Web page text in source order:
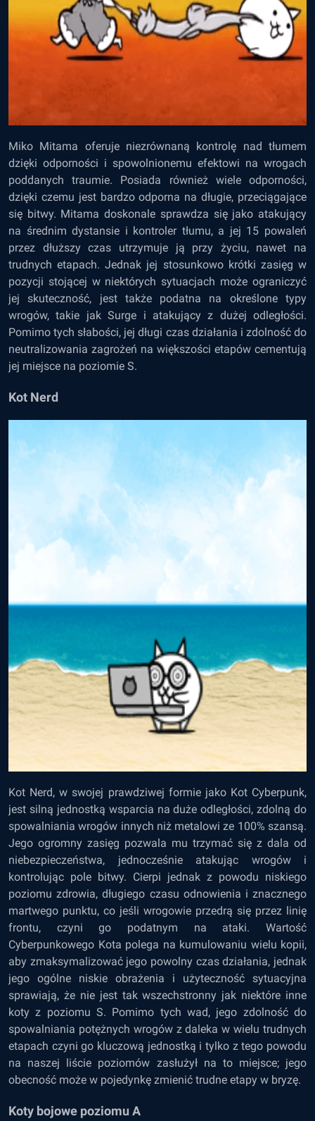
Miko Mitama oferuje niezrównaną kontrolę nad tłumem
dzięki odporności i spowolnionemu efektowi na wrogach
poddanych traumie. Posiada również wiele odporności,
dzięki czemu jest bardzo odporna na długie, przeciągające
się bitwy. Mitama doskonale sprawdza się jako atakujący
na średnim dystansie i kontroler tłumu, a jej 15 powaleń
przez dłuższy czas utrzymuje ją przy życiu, nawet na
trudnych etapach. Jednak jej stosunkowo krótki zasięg w
pozycji stojącej w niektórych sytuacjach może ograniczyć
jej skuteczność, jest także podatna na określone typy
wrogów, takie jak Surge i atakujący z dużej odległości.
Pomimo tych słabości, jej długi czas działania i zdolność do
neutralizowania zagrożeń na większości etapów cementują
jej miejsce na poziomie S.
Kot Nerd
Kot Nerd, w swojej prawdziwej formie jako Kot Cyberpunk,
jest silną jednostką wsparcia na duże odległości, zdolną do
spowalniania wrogów innych niż metalowi ze 100% szansą.
Jego ogromny zasięg pozwala mu trzymać się z dala od
niebezpieczeństwa, jednocześnie atakując wrogów i
kontrolując pole bitwy. Cierpi jednak z powodu niskiego
poziomu zdrowia, długiego czasu odnowienia i znacznego
martwego punktu, co jeśli wrogowie przedrą się przez linię
frontu, czyni go podatnym na ataki. Wartość
Cyberpunkowego Kota polega na kumulowaniu wielu kopii,
aby zmaksymalizować jego powolny czas działania, jednak
jego ogólne niskie obrażenia i użyteczność sytuacyjna
sprawiają, że nie jest tak wszechstronny jak niektóre inne
koty z poziomu S. Pomimo tych wad, jego zdolność do
spowalniania potężnych wrogów z daleka w wielu trudnych
etapach czyni go kluczową jednostką i tylko z tego powodu
na naszej liście poziomów zasłużył na to miejsce; jego
obecność może w pojedynkę zmienić trudne etapy w bryzę.
Koty bojowe poziomu A